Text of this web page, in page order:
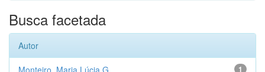
Busca facetada
Autor
1